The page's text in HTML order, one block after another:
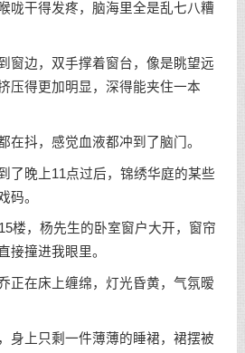
干得发疼，脑海里全是乱七八糟
边，双手撑着窗台，像是眺望远
压得更加明显，深得能夹住一本
抖，感觉血液都冲到了脑门。
晚上11点过后，锦绣华庭的某些
码。
，杨先生的卧室窗户大开，窗帘
接撞进我眼里。
在床上缠绵，灯光昏黄，气氛暧
上只剩一件薄薄的睡裙，裙摆被